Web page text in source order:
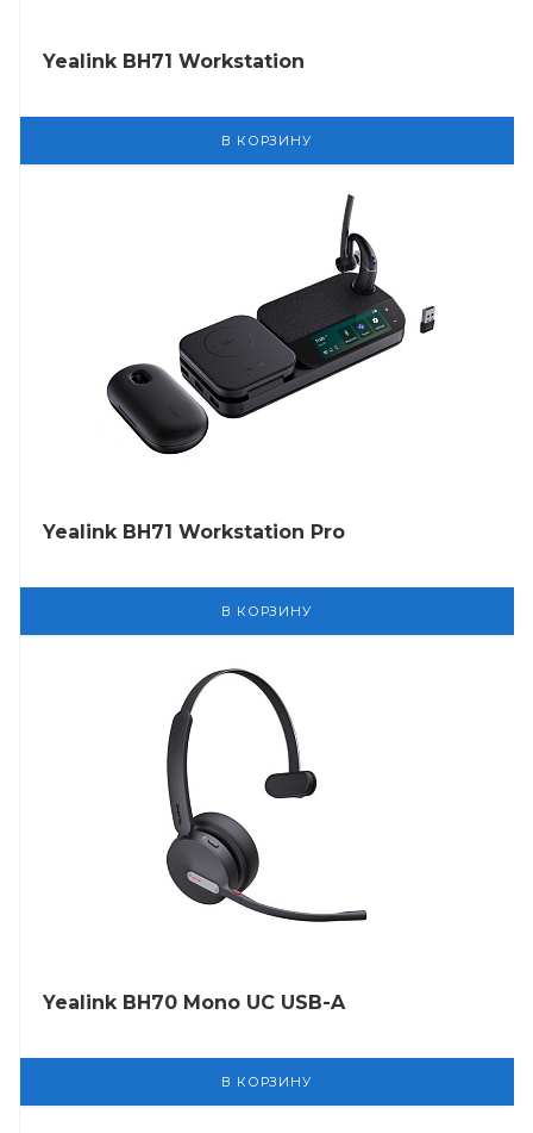
Yealink BH71 Workstation
В КОРЗИНУ
Yealink BH71 Workstation Pro
В КОРЗИНУ
Yealink BH70 Mono UC USB-A
В КОРЗИНУ